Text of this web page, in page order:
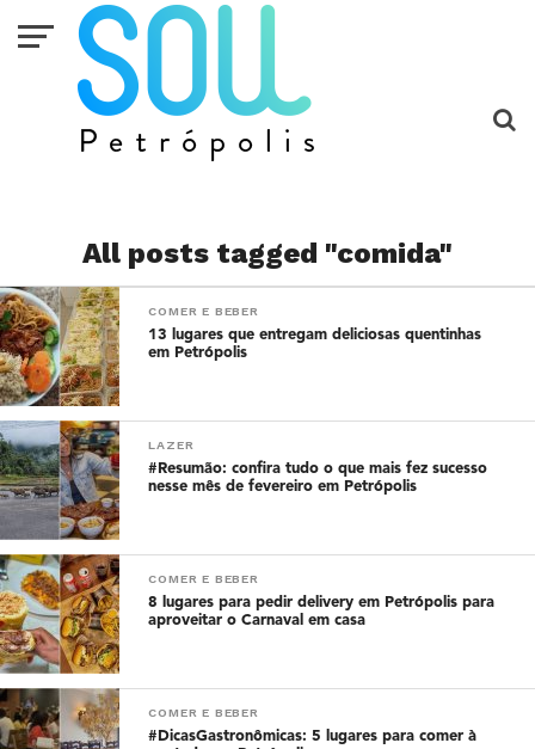
All posts tagged "comida"
COMER E BEBER
13 lugares que entregam deliciosas quentinhas
em Petrópolis
LAZER
#Resumão: confira tudo o que mais fez sucesso
nesse mês de fevereiro em Petrópolis
COMER E BEBER
8 lugares para pedir delivery em Petrópolis para
aproveitar o Carnaval em casa
COMER E BEBER
#DicasGastronômicas: 5 lugares para comer à